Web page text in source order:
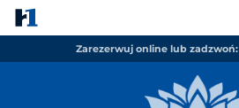
Zarezerwuj online lub zadzwoń: